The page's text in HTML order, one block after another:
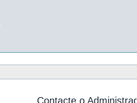
Contacte o